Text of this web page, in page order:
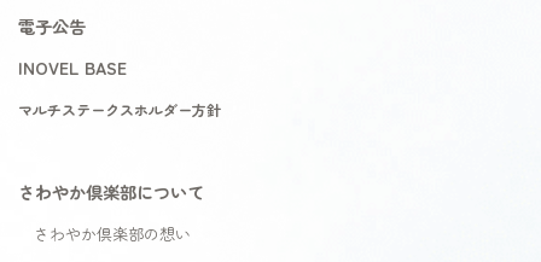
電子公告
INOVEL BASE
マルチステークスホルダー方針
さわやか倶楽部について
さわやか倶楽部の想い